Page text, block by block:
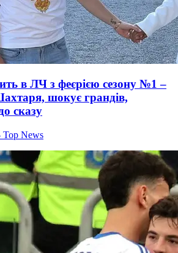
в ЛЧ з феєрією сезону №1 –
шокує грандів,
сказу
News